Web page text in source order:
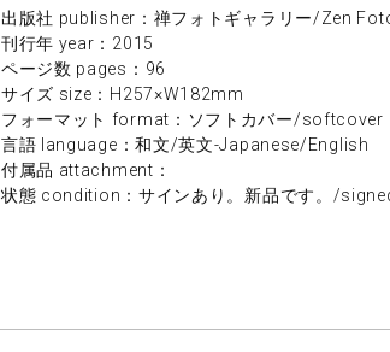
出版社 publisher：禅フォトギャラリー/Zen
刊行年 year：2015
ページ数 pages：96
サイズ size：H257×W182mm
フォーマット format：ソフトカバー/softcover
言語 language：和文/英文-Japanese/English
付属品 attachment：
状態 condition：サインあり。新品です。/